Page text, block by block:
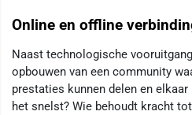
Online en offline
Naast technologische
opbouwen van een community
prestaties kunnen delen en
het snelst? Wie behoudt kracht